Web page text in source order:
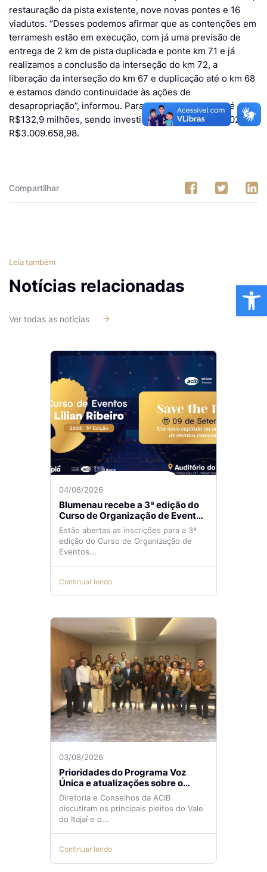
restauração da pista existente, nove novas pontes e 16
viadutos. “Desses podemos afirmar que as contenções em
terramesh estão em execução, com já uma previsão de
entrega de 2 km de pista duplicada e ponte km 71 e já
realizamos a conclusão da interseção do km 72, a
liberação da interseção do km 67 e duplicação até o km 68
e estamos dando continuidade às ações de
desapropriação”, informou. Para essa etapa, a verba é de
R$132,9 milhões, sendo investido até fevereiro de 2024
R$3.009.658,98.
Compartilhar
Leia também
Notícias relacionadas
Ver todas as notícias
04/08/2026
Blumenau recebe a 3ª edição do
Curso de Organização de Eventos
Lilian Ribeiro
Estão abertas as inscrições para a 3ª
edição do Curso de Organização de
Eventos...
Continuar lendo
03/08/2026
Prioridades do Programa Voz
Única e atualizações sobre o
Aeroporto de Navegantes são
temas de reunião na ACIB
Diretoria e Conselhos da ACIB
discutiram os principais pleitos do Vale
do Itajaí e o...
Continuar lendo